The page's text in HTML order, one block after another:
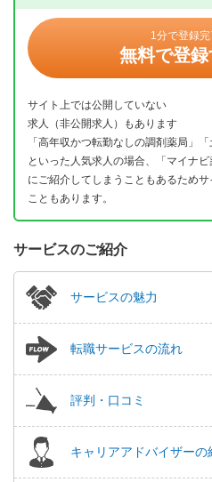
1分で登録完
無料で登録
サイト上では公開していない
求人（非公開求人）もあります
「高年収かつ転勤なしの調剤薬局」
といった人気求人の場合、「マイナ
にご紹介してしまうこともあるため
こともあります。
サービスのご紹介
サービスの魅力
転職サービスの流れ
評判・口コミ
キャリアアドバイザーの